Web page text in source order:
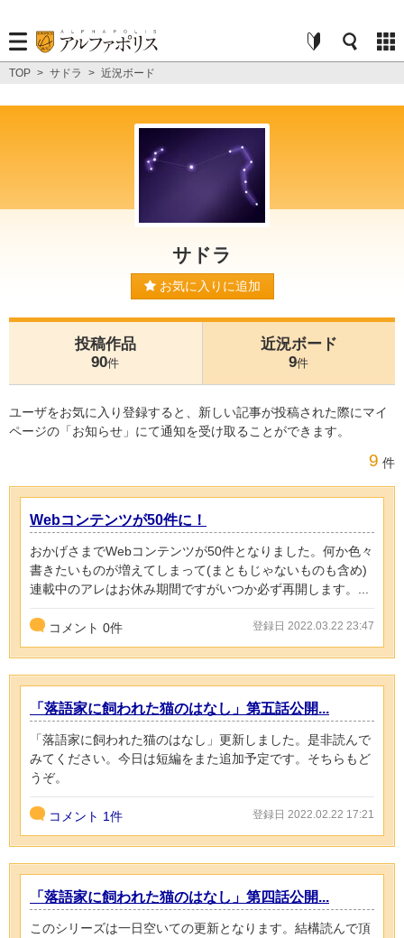
TOP > サドラ > 近況ボード
サドラ
お気に入りに追加
投稿作品
90件
近況ボード
9件
ユーザをお気に入り登録すると、新しい記事が投稿された際にマイ
ページの「お知らせ」にて通知を受け取ることができます。
9 件
Webコンテンツが50件に！
おかげさまでWebコンテンツが50件となりました。何か色々
書きたいものが増えてしまって(まともじゃないものも含め)
連載中のアレはお休み期間ですがいつか必ず再開します。...
コメント 0件 登録日 2022.03.22 23:47
「落語家に飼われた猫のはなし」第五話公開...
「落語家に飼われた猫のはなし」更新しました。是非読んで
みてください。今日は短編をまた追加予定です。そちらもど
うぞ。
コメント 1件 登録日 2022.02.22 17:21
「落語家に飼われた猫のはなし」第四話公開...
このシリーズは一日空いての更新となります。結構読んで頂